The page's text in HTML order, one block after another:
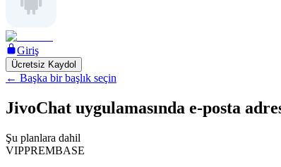
Giriş
Ücretsiz Kaydol
← Başka bir başlık seçin
JivoChat uygulamasında e-posta
Şu planlara dahil
VIPPREMBASE